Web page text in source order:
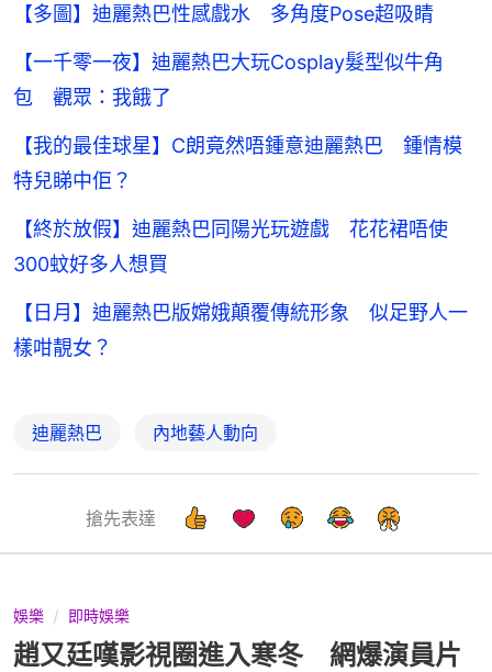
【多圖】迪麗熱巴性感戲水 多角度Pose超吸睛
【一千零一夜】迪麗熱巴大玩Cosplay髮型似牛角
包 觀眾：我餓了
【我的最佳球星】C朗竟然唔鍾意迪麗熱巴 鍾情模
特兒睇中佢？
【終於放假】迪麗熱巴同陽光玩遊戲 花花裙唔使
300蚊好多人想買
【日月】迪麗熱巴版嫦娥顛覆傳統形象 似足野人一
樣咁靚女？
迪麗熱巴 內地藝人動向
搶先表達
娛樂 即時娛樂
趙又廷嘆影視圈進入寒冬 網爆演員片